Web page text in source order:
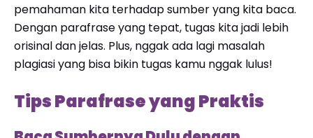
pemahaman kita terhadap sumber yang kita baca.
Dengan parafrase yang tepat, tugas kita jadi lebih
orisinal dan jelas. Plus, nggak ada lagi masalah
plagiasi yang bisa bikin tugas kamu nggak lulus!
Tips Parafrase yang Praktis